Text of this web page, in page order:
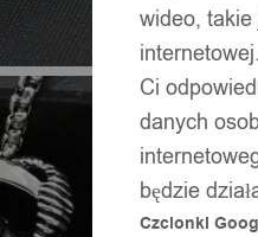
wideo,
Ci
danych
będzie
Czcionki